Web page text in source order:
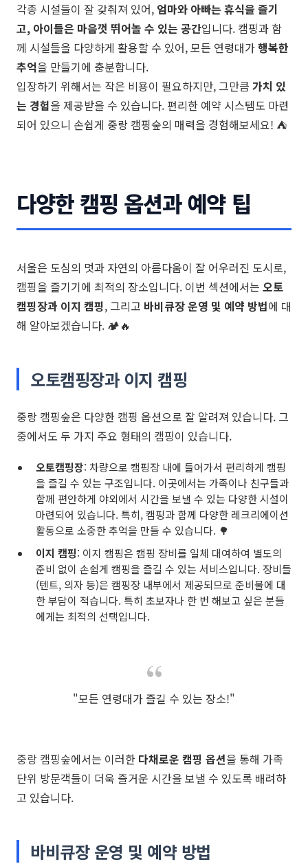
각종 시설들이 잘 갖춰져 있어, 엄마와 아빠는 휴식을 즐기
고, 아이들은 마음껏 뛰어놀 수 있는 공간입니다. 캠핑과 함
께 시설들을 다양하게 활용할 수 있어, 모든 연령대가행복한
추억을 만들기에 충분합니다.
입장하기 위해서는 작은 비용이 필요하지만, 그만큼 가치 있
는 경험을 제공받을 수 있습니다. 편리한 예약 시스템도 마련
되어 있으니 손쉽게 중랑 캠핑숲의 매력을 경험해보세요! ⛺
다양한 캠핑 옵션과 예약 팁
서울은 도심의 멋과 자연의 아름다움이 잘 어우러진 도시로,
캠핑을 즐기기에 최적의 장소입니다. 이번 섹션에서는 오토
캠핑장과 이지 캠핑, 그리고 바비큐장 운영 및 예약 방법에 대
해 알아보겠습니다. 🏕️🔥
오토캠핑장과 이지 캠핑
중랑 캠핑숲은 다양한 캠핑 옵션으로 잘 알려져 있습니다. 그
중에서도 두 가지 주요 형태의 캠핑이 있습니다.
오토캠핑장: 차량으로 캠핑장 내에 들어가서 편리하게 캠핑
을 즐길 수 있는 구조입니다. 이곳에서는 가족이나 친구들과
함께 편안하게 야외에서 시간을 보낼 수 있는 다양한 시설이
마련되어 있습니다. 특히, 캠핑과 함께 다양한 레크리에이션
활동으로 소중한 추억을 만들 수 있습니다. 🌳
이지 캠핑: 이지 캠핑은 캠핑 장비를 일체 대여하여 별도의
준비 없이 손쉽게 캠핑을 즐길 수 있는 서비스입니다. 장비들
(텐트, 의자 등)은 캠핑장 내부에서 제공되므로 준비물에 대
한 부담이 적습니다. 특히 초보자나 한 번 해보고 싶은 분들
에게는 최적의 선택입니다.
"모든 연령대가 즐길 수 있는 장소!"
중랑 캠핑숲에서는 이러한 다채로운 캠핑 옵션을 통해 가족
단위 방문객들이 더욱 즐거운 시간을 보낼 수 있도록 배려하
고 있습니다.
바비큐장 운영 및 예약 방법